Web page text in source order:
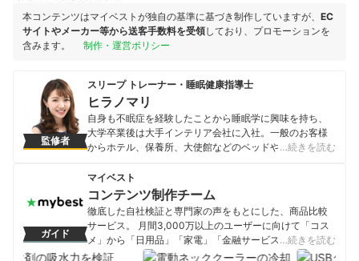
本コンテンツはマイベストが独自の基準に基づき制作していますが、 EC
サイトやメーカー等から送客手数料を受領しており、プロモーションを
含みます。
制作・運営ポリシー
監修者
スリープ トレーナー・睡眠健康指導士
ヒラノマリ
自身も不眠症を経験したことから睡眠学に興味を持ち、
大学卒業後は大手インテリア会社に入社。一般のお客様
からホテル、保養所、大使館などのベッドや寝室全体の
リート専門の睡眠のパーソナルトレーナー『スリープト
レーナー』としてメジャーリーガーの藤浪晋太郎投手、
プロ野球選手、Jリーガー、オリンピック選手などに試合
時に合わせた睡眠アドバイスから寝具・パジャマ選びま
で行っている。
ヒラノマリのプロフィール
…続きを読む
ガイド
マイベスト
コンテンツ制作チーム
徹底した自社検証と専門家の声をもとにした、商品比較
サービス。 月間3,000万以上のユーザーに向けて「コス
メ」から「日用品」「家電」「金融サービス」まで、ベ
ストな商品を選んでもらうために、毎日コンテンツを制
…続きを読む